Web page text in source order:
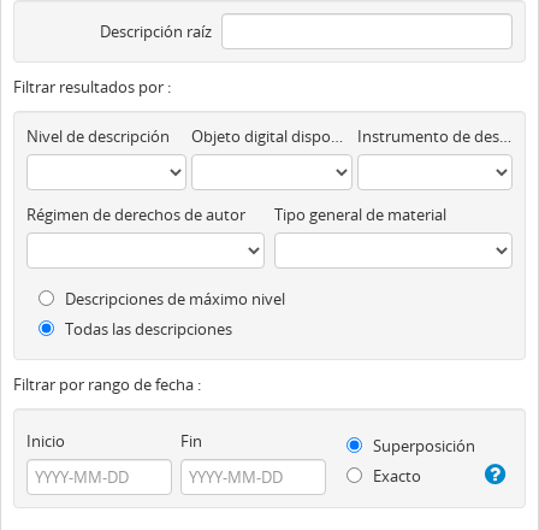
Descripción raíz
Filtrar resultados por :
Nivel de descripción Objeto digital disponibles Instrumento de descripción
Régimen de derechos de autor Tipo general de material
Descripciones de máximo nivel
Todas las descripciones
Filtrar por rango de fecha :
Inicio Fin
Superposición
Exacto